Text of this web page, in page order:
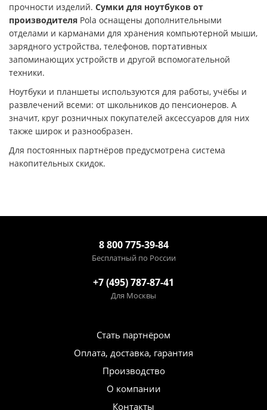
прочности изделий. Сумки для ноутбуков от
производителя Pola оснащены дополнительными
отделами и карманами для хранения компьютерной мыши,
зарядного устройства, телефонов, портативных
запоминающих устройств и другой вспомогательной
техники.
Ноутбуки и планшеты используются для работы, учёбы и
развлечений всеми: от школьников до пенсионеров. А
значит, круг розничных покупателей аксессуаров для них
также широк и разнообразен.
Для постоянных партнёров предусмотрена система
накопительных скидок.
8 800 775-39-84
Бесплатный по России
+7 (495) 787-87-41
Для Москвы
Стать партнёром
Оплата, доставка, гарантия
Производство
О компании
Контакты